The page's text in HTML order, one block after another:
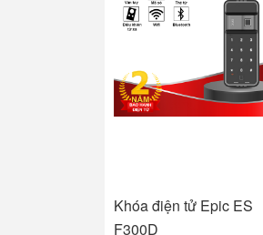
Khóa điện tử Epic ES
F300D